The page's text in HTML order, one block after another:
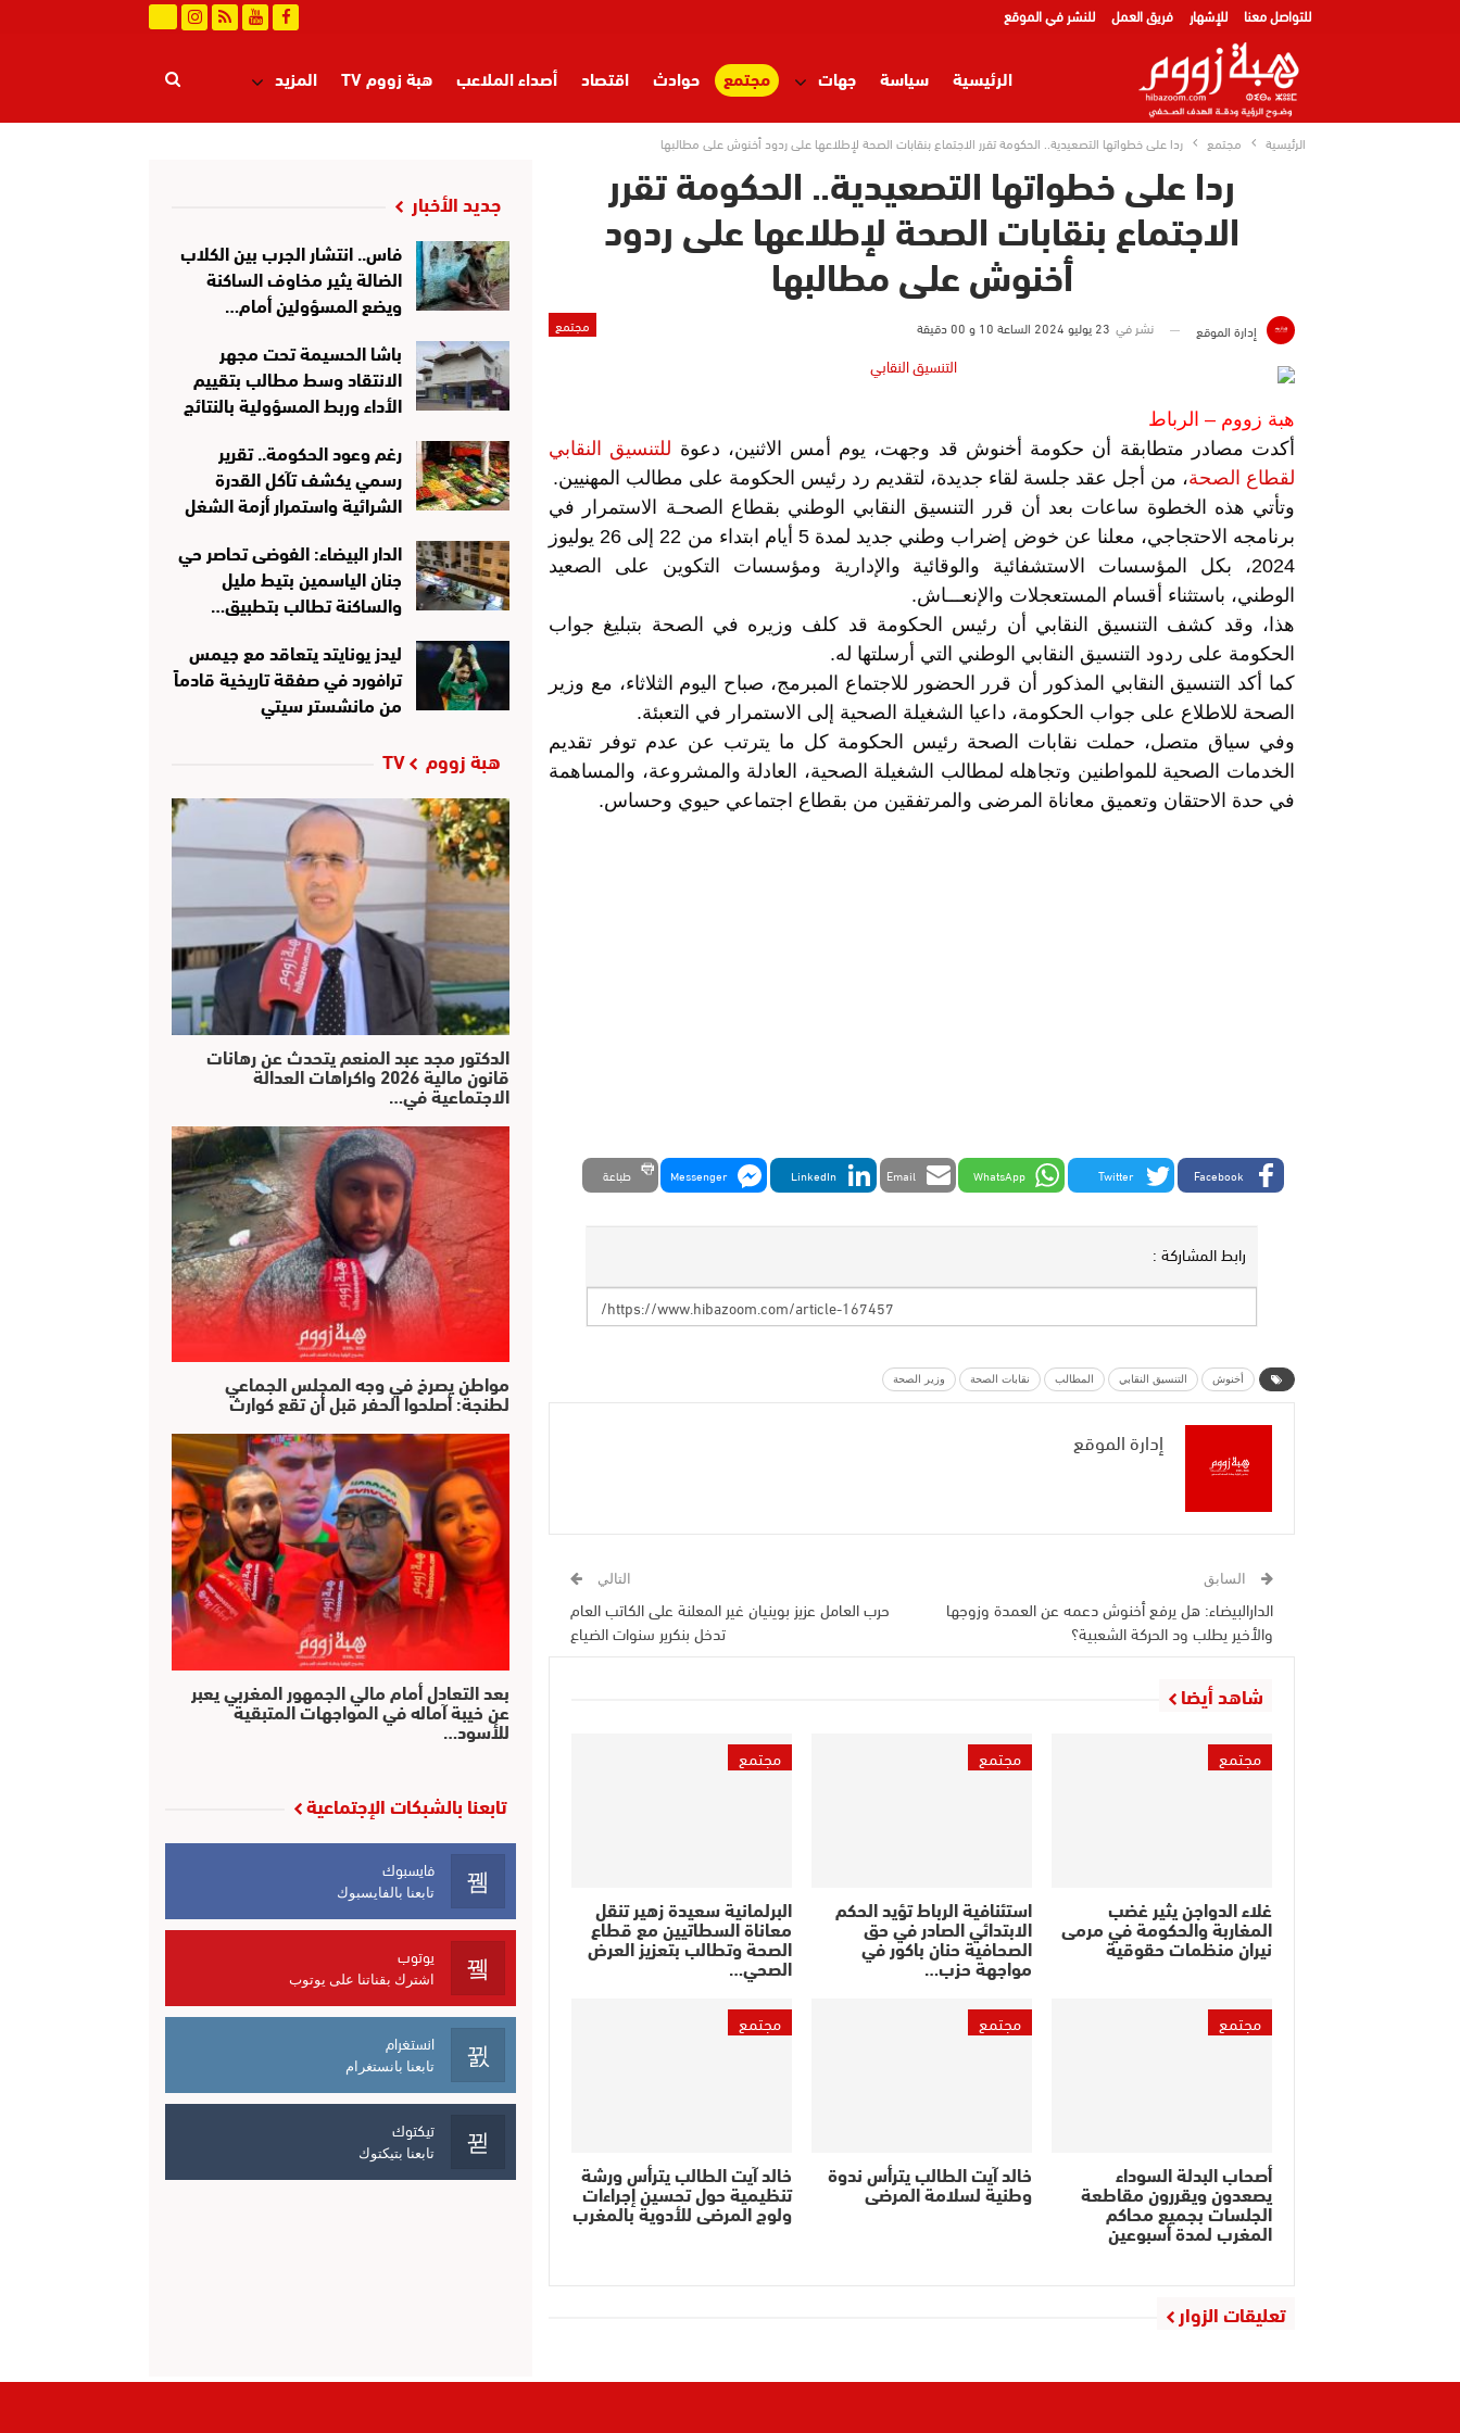
للتواصل معنا للإشهار فريق العمل للنشر في الموقع
الرئيسية سياسة جهات مجتمع حوادث اقتصاد أصداء الملاعب هبة زووم TV المزيد
الرئيسية مجتمع ردا على خطواتها التصعيدية.. الحكومة تقرر الاجتماع بنقابات الصحة لإطلاعها على ردود أخنوش على مطالبها
ردا على خطواتها التصعيدية.. الحكومة تقرر
الاجتماع بنقابات الصحة لإطلاعها على ردود
أخنوش على مطالبها
مجتمع إدارة الموقع نشر في 23 يوليو 2024 الساعة 10 و 00 دقيقة
هبة زووم – الرباط
أكدت مصادر متطابقة أن حكومة أخنوش قد وجهت، يوم أمس الاثنين، دعوة للتنسيق النقابي
لقطاع الصحة، من أجل عقد جلسة لقاء جديدة، لتقديم رد رئيس الحكومة على مطالب المهنيين.
وتأتي هذه الخطوة ساعات بعد أن قرر التنسيق النقابي الوطني بقطاع الصحـة الاستمرار في
برنامجه الاحتجاجي، معلنا عن خوض إضراب وطني جديد لمدة 5 أيام ابتداء من 22 إلى 26 يوليوز
2024، بكل المؤسسات الاستشفائية والوقائية والإدارية ومؤسسات التكوين على الصعيد
الوطني، باستثناء أقسام المستعجلات والإنعـــاش.
هذا، وقد كشف التنسيق النقابي أن رئيس الحكومة قد كلف وزيره في الصحة بتبليغ جواب
الحكومة على ردود التنسيق النقابي الوطني التي أرسلتها له.
كما أكد التنسيق النقابي المذكور أن قرر الحضور للاجتماع المبرمج، صباح اليوم الثلاثاء، مع وزير
الصحة للاطلاع على جواب الحكومة، داعيا الشغيلة الصحية إلى الاستمرار في التعبئة.
وفي سياق متصل، حملت نقابات الصحة رئيس الحكومة كل ما يترتب عن عدم توفر تقديم
الخدمات الصحية للمواطنين وتجاهله لمطالب الشغيلة الصحية، العادلة والمشروعة، والمساهمة
في حدة الاحتقان وتعميق معاناة المرضى والمرتفقين من بقطاع اجتماعي حيوي وحساس.
Facebook
Twitter
WhatsApp
Email
LinkedIn
Messenger طباعة
رابط المشاركة :
أخنوش التنسيق النقابي المطالب نقابات الصحة وزير الصحة
إدارة الموقع
السابق
الدارالبيضاء: هل يرفع أخنوش دعمه عن العمدة وزوجها
والأخير يطلب ود الحركة الشعبية؟
التالي
حرب العامل عزيز بوينيان غير المعلنة على الكاتب العام
تدخل بنكرير سنوات الضياع
شاهد أيضا
مجتمع
غلاء الدواجن يثير غضب
المغاربة والحكومة في مرمى
نيران منظمات حقوقية
مجتمع
استئنافية الرباط تؤيد الحكم
الابتدائي الصادر في حق
الصحافية حنان باكور في
مواجهة حزب…
مجتمع
البرلمانية سعيدة زهير تنقل
معاناة السطاتيين مع قطاع
الصحة وتطالب بتعزيز العرض
الصحي…
مجتمع
أصحاب البدلة السوداء
يصعدون ويقررون مقاطعة
الجلسات بجميع محاكم
المغرب لمدة أسبوعين
مجتمع
خالد آيت الطالب يترأس ندوة
وطنية لسلامة المرضى
مجتمع
خالد آيت الطالب يترأس ورشة
تنظيمية حول تحسين إجراءات
ولوج المرضى للأدوية بالمغرب
تعليقات الزوار
جديد الأخبار
فاس.. انتشار الجرب بين الكلاب
الضالة يثير مخاوف الساكنة
ويضع المسؤولين أمام…
باشا الحسيمة تحت مجهر
الانتقاد وسط مطالب بتقييم
الأداء وربط المسؤولية بالنتائج
رغم وعود الحكومة.. تقرير
رسمي يكشف تآكل القدرة
الشرائية واستمرار أزمة الشغل
الدار البيضاء: الفوضى تحاصر حي
جنان الياسمين بتيط مليل
والساكنة تطالب بتطبيق…
ليدز يونايتد يتعاقد مع جيمس
ترافورد في صفقة تاريخية قادماً
من مانشستر سيتي
هبة زووم TV
الدكتور مجد عبد المنعم يتحدث عن رهانات
قانون مالية 2026 واكراهات العدالة
الاجتماعية في…
مواطن يصرخ في وجه المجلس الجماعي
لطنجة: أصلحوا الحفر قبل أن تقع كوارث
بعد التعادل أمام مالي الجمهور المغربي يعبر
عن خيبة آماله في المواجهات المتبقية
للأسود…
تابعنا بالشبكات الإجتماعية
فايسبوك
تابعنا بالفايسبوك
يوتوب
اشترك بقناتنا على يوتوب
انستغرام
تابعنا بانستغرام
تيكتوك
تابعنا بتيكتوك